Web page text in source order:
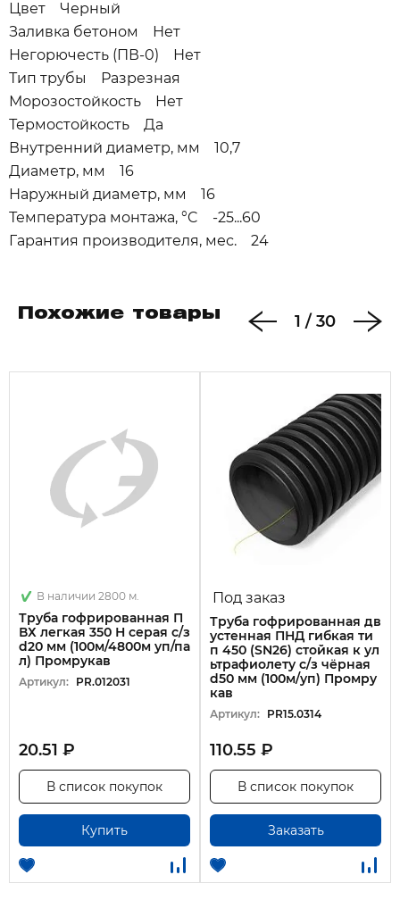
Цвет Черный
Заливка бетоном Нет
Негорючесть (ПВ-0) Нет
Тип трубы Разрезная
Морозостойкость Нет
Термостойкость Да
Внутренний диаметр, мм 10,7
Диаметр, мм 16
Наружный диаметр, мм 16
Температура монтажа, °C -25...60
Гарантия производителя, мес. 24
Похожие товары 1 / 30
В наличии 2800 м.
Труба гофрированная П
ВХ легкая 350 Н серая с/з
d20 мм (100м/4800м уп/па
л) Промрукав
Артикул: PR.012031
20.51 ₽
Купить
В список покупок
Под заказ
Труба гофрированная дв
устенная ПНД гибкая ти
п 450 (SN26) стойкая к ул
ьтрафиолету с/з чёрная
d50 мм (100м/уп) Промру
кав
Артикул: PR15.0314
110.55 ₽
Заказать
В список покупок